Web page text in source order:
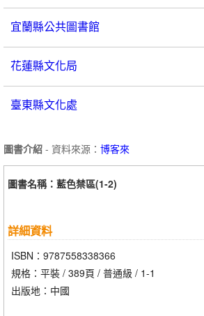
宜蘭縣公共圖書館
花蓮縣文化局
臺東縣文化處
圖書介紹 - 資料來源： 博客來
圖書名稱：藍色禁區(1-2)
詳細資料
ISBN：9787558338366
規格：平裝 / 389頁 / 普通級 / 1-1
出版地：中國